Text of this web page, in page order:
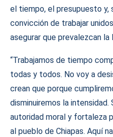
el tiempo, el presupuesto y,
convicción de trabajar
asegurar que prevalezcan
“Trabajamos de tiempo
todas y todos. No voy a
crean que porque
disminuiremos la intensidad.
autoridad moral y fortaleza
al pueblo de Chiapas. Aquí